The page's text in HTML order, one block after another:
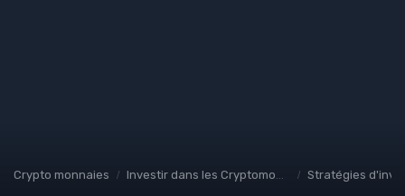
Crypto monnaies Investir dans les Cryptomonnaies Stratégies